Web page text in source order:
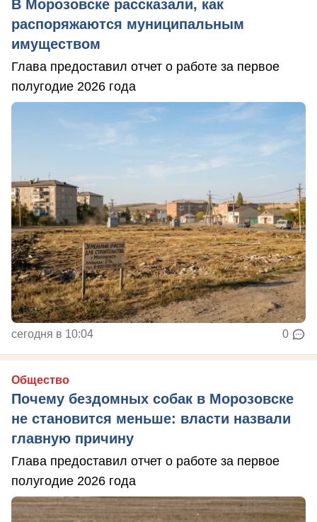
В Морозовске рассказали, как
распоряжаются муниципальным
имуществом
Глава предоставил отчет о работе за первое
полугодие 2026 года
сегодня в 10:04 0
Общество
Почему бездомных собак в Морозовске
не становится меньше: власти назвали
главную причину
Глава предоставил отчет о работе за первое
полугодие 2026 года